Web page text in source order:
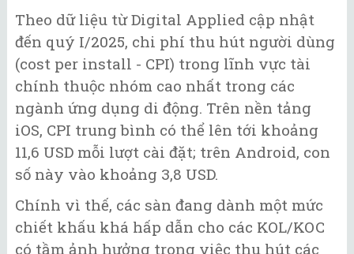
Theo dữ liệu từ Digital Applied cập nhật
đến quý I/2025, chi phí thu hút người dùng
(cost per install - CPI) trong lĩnh vực tài
chính thuộc nhóm cao nhất trong các
ngành ứng dụng di động. Trên nền tảng
iOS, CPI trung bình có thể lên tới khoảng
11,6 USD mỗi lượt cài đặt; trên Android, con
số này vào khoảng 3,8 USD.
Chính vì thế, các sàn đang dành một mức
chiết khấu khá hấp dẫn cho các KOL/KOC
có tầm ảnh hưởng trong việc thu hút các